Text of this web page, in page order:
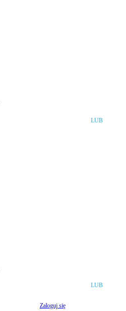
LUB
LUB
Zaloguj się